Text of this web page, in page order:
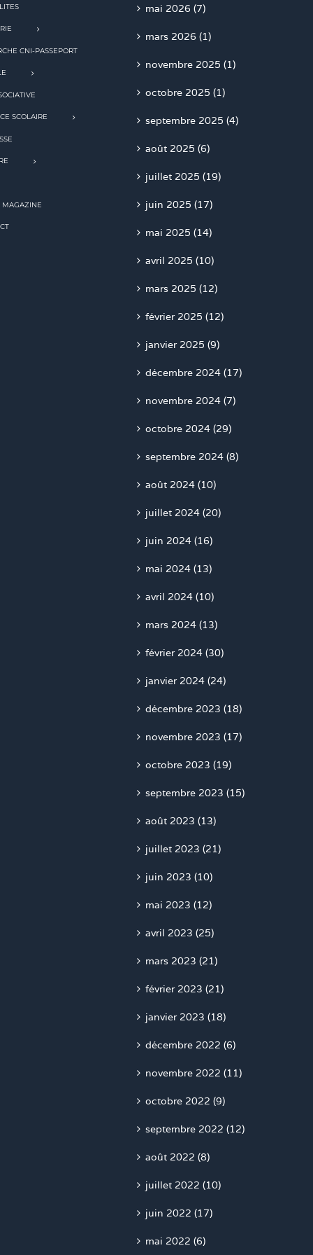
CNI-PASSEPORT
SCOLAIRE
MAGAZINE
mai 2026 (7)
mars 2026 (1)
novembre 2025 (1)
octobre 2025 (1)
septembre 2025 (4)
août 2025 (6)
juillet 2025 (19)
juin 2025 (17)
mai 2025 (14)
avril 2025 (10)
mars 2025 (12)
février 2025 (12)
janvier 2025 (9)
décembre 2024 (17)
novembre 2024 (7)
octobre 2024 (29)
septembre 2024 (8)
août 2024 (10)
juillet 2024 (20)
juin 2024 (16)
mai 2024 (13)
avril 2024 (10)
mars 2024 (13)
février 2024 (30)
janvier 2024 (24)
décembre 2023 (18)
novembre 2023 (17)
octobre 2023 (19)
septembre 2023 (15)
août 2023 (13)
juillet 2023 (21)
juin 2023 (10)
mai 2023 (12)
avril 2023 (25)
mars 2023 (21)
février 2023 (21)
janvier 2023 (18)
décembre 2022 (6)
novembre 2022 (11)
octobre 2022 (9)
septembre 2022 (12)
août 2022 (8)
juillet 2022 (10)
juin 2022 (17)
mai 2022 (6)